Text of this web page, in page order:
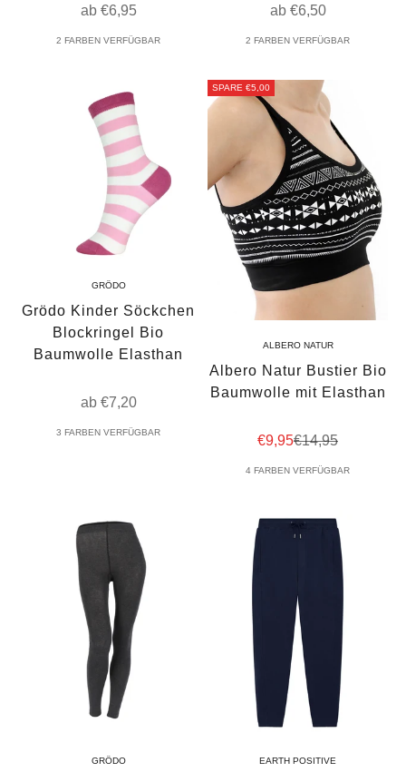
Angebot
ab €6,95
2 FARBEN VERFÜGBAR
Angebot
ab €6,50
2 FARBEN VERFÜGBAR
GRÖDO
Grödo Kinder Söckchen
Blockringel Bio
Baumwolle Elasthan
Angebot
ab €7,20
3 FARBEN VERFÜGBAR
SPARE €5,00
ALBERO NATUR
Albero Natur Bustier Bio
Baumwolle mit Elasthan
Angebot
€9,95Regulärer Preis
€14,95
4 FARBEN VERFÜGBAR
GRÖDO EARTH POSITIVE